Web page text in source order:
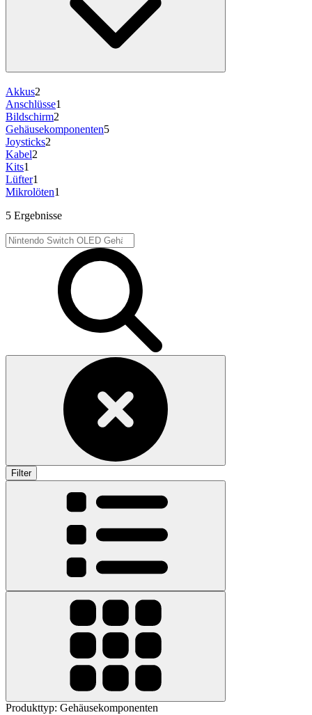
Akkus2
Anschlüsse1
Bildschirm2
Gehäusekomponenten5
Joysticks2
Kabel2
Kits1
Lüfter1
Mikrolöten1
5 Ergebnisse
Filter
Produkttyp: Gehäusekomponenten